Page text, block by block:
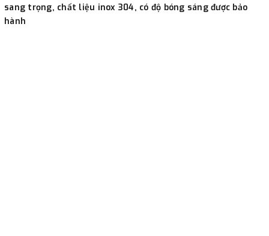
- Nếu địa điểm giao hàng khác với địa điểm thanh toán
sang trọng, chất liệu inox 304, có độ bóng sáng được bảo
hành